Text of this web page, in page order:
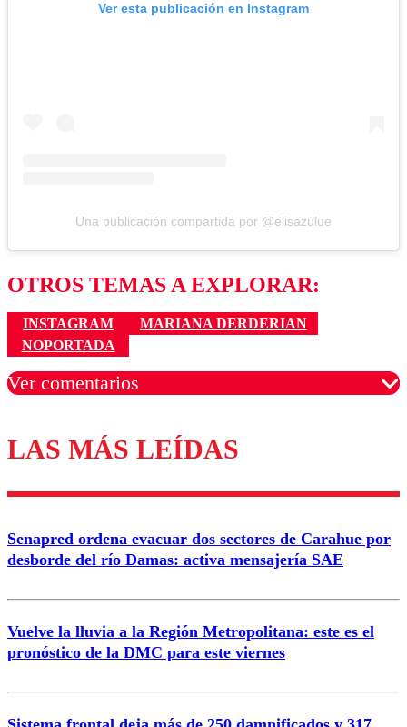
Ver esta publicación en Instagram
Una publicación compartida por @elisazulue
OTROS TEMAS A EXPLORAR:
INSTAGRAM
MARIANA DERDERIAN
NOPORTADA
Ver comentarios
Los comentarios son moderados para garantizar un
diálogo respetuoso.
Correo
Enviar comentario
LAS MÁS LEÍDAS
Senapred ordena evacuar dos sectores de Carahue por
desborde del río Damas: activa mensajería SAE
Vuelve la lluvia a la Región Metropolitana: este es el
pronóstico de la DMC para este viernes